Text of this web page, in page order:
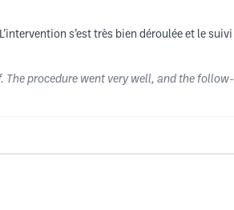
s’est très bien déroulée et le
procedure went very well, and the